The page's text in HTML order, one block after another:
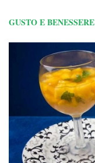
GUSTO E BENESSERE